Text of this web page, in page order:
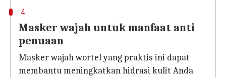
4
Masker wajah untuk manfaat anti
penuaan
Masker wajah wortel yang praktis ini dapat
membantu meningkatkan hidrasi kulit Anda